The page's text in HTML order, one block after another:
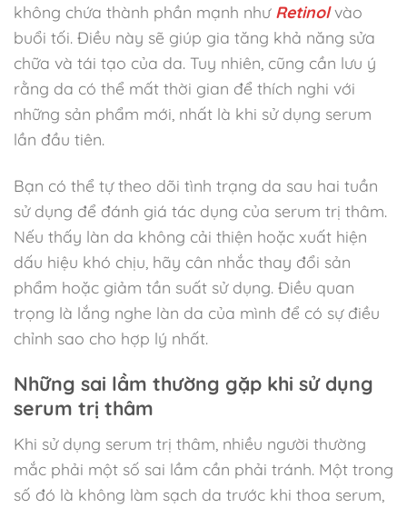
không chứa thành phần mạnh như Retinol vào
buổi tối. Điều này sẽ giúp gia tăng khả năng sửa
chữa và tái tạo của da. Tuy nhiên, cũng cần lưu ý
rằng da có thể mất thời gian để thích nghi với
những sản phẩm mới, nhất là khi sử dụng serum
lần đầu tiên.
Bạn có thể tự theo dõi tình trạng da sau hai tuần
sử dụng để đánh giá tác dụng của serum trị thâm.
Nếu thấy làn da không cải thiện hoặc xuất hiện
dấu hiệu khó chịu, hãy cân nhắc thay đổi sản
phẩm hoặc giảm tần suất sử dụng. Điều quan
trọng là lắng nghe làn da của mình để có sự điều
chỉnh sao cho hợp lý nhất.
Những sai lầm thường gặp khi sử dụng
serum trị thâm
Khi sử dụng serum trị thâm, nhiều người thường
mắc phải một số sai lầm cần phải tránh. Một trong
số đó là không làm sạch da trước khi thoa serum,